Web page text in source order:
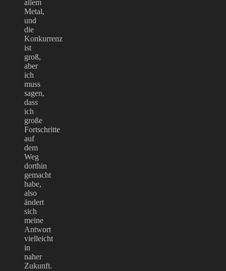
allem
Metal,
und
die
Konkurrenz
ist
groß,
aber
ich
muss
sagen,
dass
ich
große
Fortschritte
auf
dem
Weg
dorthin
gemacht
habe,
also
ändert
sich
meine
Antwort
vielleicht
in
naher
Zukunft.